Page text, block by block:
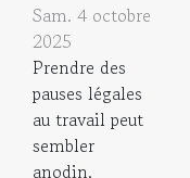
Sam. 4 octobre
2025
Prendre des
pauses légales
au travail peut
sembler
anodin,